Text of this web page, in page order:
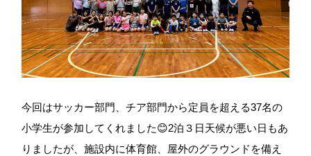
今回はサッカー部門、チア部門から定員を超える37名の
小学生が参加してくれました😊2泊３日天候が悪い日もあ
りましたが、施設内に体育館、屋外のグラウンドを備え